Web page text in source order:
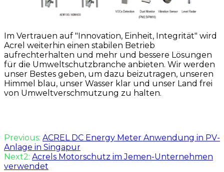
Im Vertrauen auf "Innovation, Einheit, Integrität" wird
Acrel weiterhin einen stabilen Betrieb
aufrechterhalten und mehr und bessere Lösungen
für die Umweltschutzbranche anbieten. Wir werden
unser Bestes geben, um dazu beizutragen, unseren
Himmel blau, unser Wasser klar und unser Land frei
von Umweltverschmutzung zu halten.
Previous: ACREL DC Energy Meter Anwendung in PV-
Anlage in Singapur
Next2: Acrels Motorschutz im Jemen-Unternehmen
verwendet